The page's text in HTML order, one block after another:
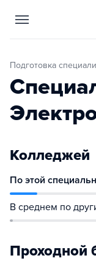
Подготовка
Колледжей
По этой
В среднем по
Проходной